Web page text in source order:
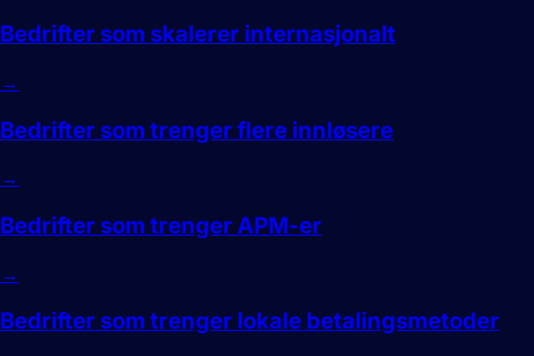
Bedrifter som skalerer internasjonalt
→
Bedrifter som trenger flere innløsere
→
Bedrifter som trenger APM-er
→
Bedrifter som trenger lokale betalingsmetoder